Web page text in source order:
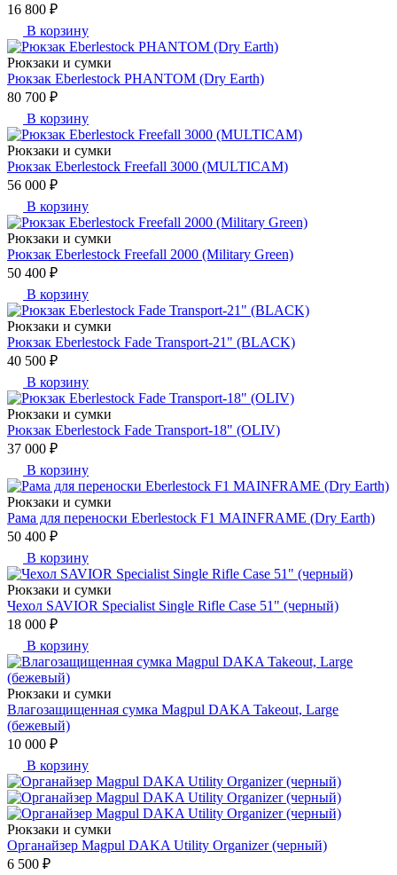
16 800 ₽
В корзину
Рюкзаки и сумки
Рюкзак Eberlestock PHANTOM (Dry Earth)
80 700 ₽
В корзину
Рюкзаки и сумки
Рюкзак Eberlestock Freefall 3000 (MULTICAM)
56 000 ₽
В корзину
Рюкзаки и сумки
Рюкзак Eberlestock Freefall 2000 (Military Green)
50 400 ₽
В корзину
Рюкзаки и сумки
Рюкзак Eberlestock Fade Transport-21" (BLACK)
40 500 ₽
В корзину
Рюкзаки и сумки
Рюкзак Eberlestock Fade Transport-18" (OLIV)
37 000 ₽
В корзину
Рюкзаки и сумки
Рама для переноски Eberlestock F1 MAINFRAME (Dry Earth)
50 400 ₽
В корзину
Рюкзаки и сумки
Чехол SAVIOR Specialist Single Rifle Case 51" (черный)
18 000 ₽
В корзину
Рюкзаки и сумки
Влагозащищенная сумка Magpul DAKA Takeout, Large
(бежевый)
10 000 ₽
В корзину
Рюкзаки и сумки
Органайзер Magpul DAKA Utility Organizer (черный)
6 500 ₽